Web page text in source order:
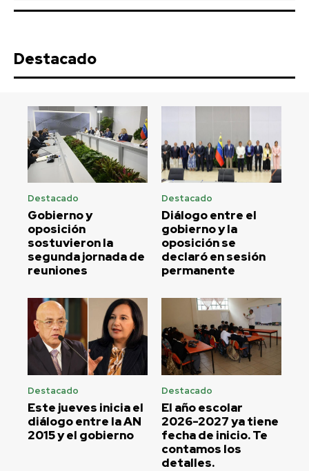
Destacado
Destacado
Gobierno y
oposición
sostuvieron la
segunda jornada de
reuniones
Destacado
Diálogo entre el
gobierno y la
oposición se
declaró en sesión
permanente
Destacado
Este jueves inicia el
diálogo entre la AN
2015 y el gobierno
Destacado
El año escolar
2026-2027 ya tiene
fecha de inicio. Te
contamos los
detalles.